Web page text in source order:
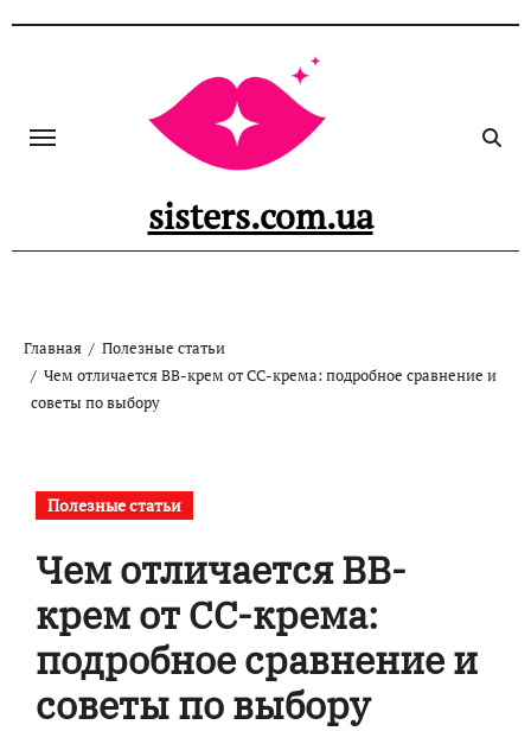
sisters.com.ua
Главная
Полезные статьи
Чем отличается BB-крем от CC-крема: подробное сравнение и
советы по выбору
Полезные статьи
Чем отличается BB-
крем от CC-крема:
подробное сравнение и
советы по выбору